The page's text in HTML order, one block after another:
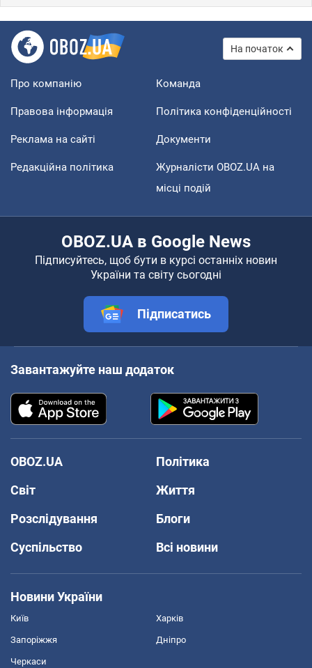
На початок
Про компанію Команда
Правова інформація Політика конфіденційності
Реклама на сайті Документи
Редакційна політика
Журналісти OBOZ.UA на
місці подій
OBOZ.UA в Google News
Підписуйтесь, щоб бути в курсі останніх новин
України та світу сьогодні
Підписатись
Завантажуйте наш додаток
OBOZ.UA
Політика
Світ
Життя
Розслідування
Блоги
Суспільство
Всі новини
Новини України
Київ Харків
Запоріжжя Дніпро
Черкаси